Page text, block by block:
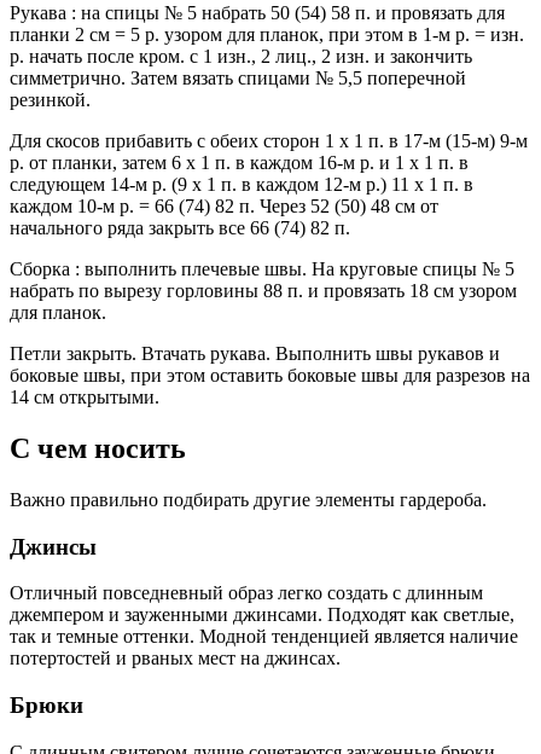
Рукава : на спицы № 5 набрать 50 (54) 58 п. и провязать для
планки 2 см = 5 р. узором для планок, при этом в 1-м р. = изн.
р. начать после кром. с 1 изн., 2 лиц., 2 изн. и закончить
симметрично. Затем вязать спицами № 5,5 поперечной
резинкой.
Для скосов прибавить с обеих сторон 1 х 1 п. в 17-м (15-м) 9-м
р. от планки, затем 6 х 1 п. в каждом 16-м р. и 1 х 1 п. в
следующем 14-м р. (9 х 1 п. в каждом 12-м р.) 11 х 1 п. в
каждом 10-м р. = 66 (74) 82 п. Через 52 (50) 48 см от
начального ряда закрыть все 66 (74) 82 п.
Сборка : выполнить плечевые швы. На круговые спицы № 5
набрать по вырезу горловины 88 п. и провязать 18 см узором
для планок.
Петли закрыть. Втачать рукава. Выполнить швы рукавов и
боковые швы, при этом оставить боковые швы для разрезов на
14 см открытыми.
С чем носить
Важно правильно подбирать другие элементы гардероба.
Джинсы
Отличный повседневный образ легко создать с длинным
джемпером и зауженными джинсами. Подходят как светлые,
так и темные оттенки. Модной тенденцией является наличие
потертостей и рваных мест на джинсах.
Брюки